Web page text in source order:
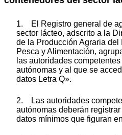
1. El Registro general de
sector lácteo, adscrito a la
de la Producción Agraria del
Pesca y Alimentación,
las autoridades
autónomas y al que se
datos Letra Q».
2. Las autoridades
autónomas deberán
datos mínimos que figuran